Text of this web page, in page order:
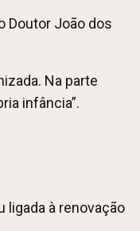
Doutor João dos
Na parte
infância”.
ligada à renovação